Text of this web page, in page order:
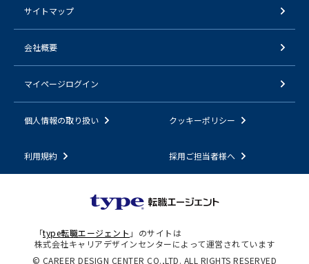
サイトマップ
会社概要
マイページログイン
個人情報の取り扱い クッキーポリシー
利用規約 採用ご担当者様へ
「type転職エージェント 」のサイトは
株式会社キャリアデザインセンターによって運営されています
© CAREER DESIGN CENTER CO.,LTD. ALL RIGHTS RESERVED